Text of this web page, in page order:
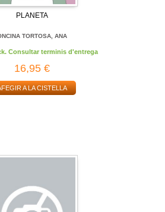
PLANETA
TORTOSA, ANA
Consultar terminis d'entrega
16,95 €
A LA CISTELLA